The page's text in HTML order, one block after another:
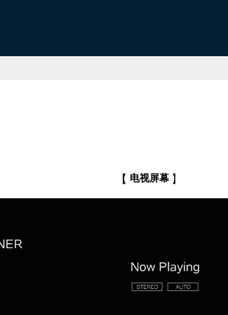
电视屏幕